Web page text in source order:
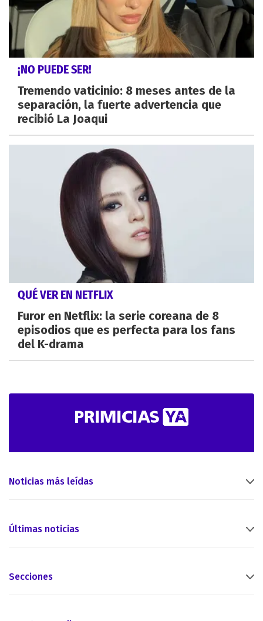
¡NO PUEDE SER!
Tremendo vaticinio: 8 meses antes de la
separación, la fuerte advertencia que
recibió La Joaqui
QUÉ VER EN NETFLIX
Furor en Netflix: la serie coreana de 8
episodios que es perfecta para los fans
del K-drama
Noticias más leídas
Últimas noticias
Secciones